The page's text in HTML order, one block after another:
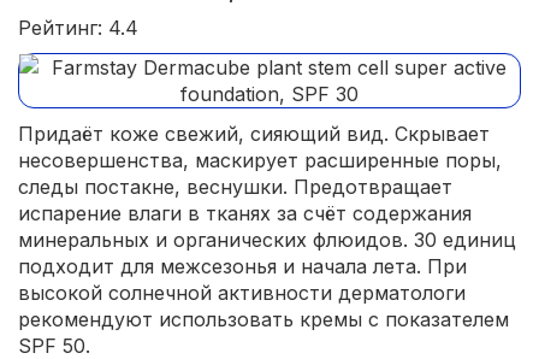
Рейтинг: 4.4
Придаёт коже свежий, сияющий вид. Скрывает
несовершенства, маскирует расширенные поры,
следы постакне, веснушки. Предотвращает
испарение влаги в тканях за счёт содержания
минеральных и органических флюидов. 30 единиц
подходит для межсезонья и начала лета. При
высокой солнечной активности дерматологи
рекомендуют использовать кремы с показателем
SPF 50.